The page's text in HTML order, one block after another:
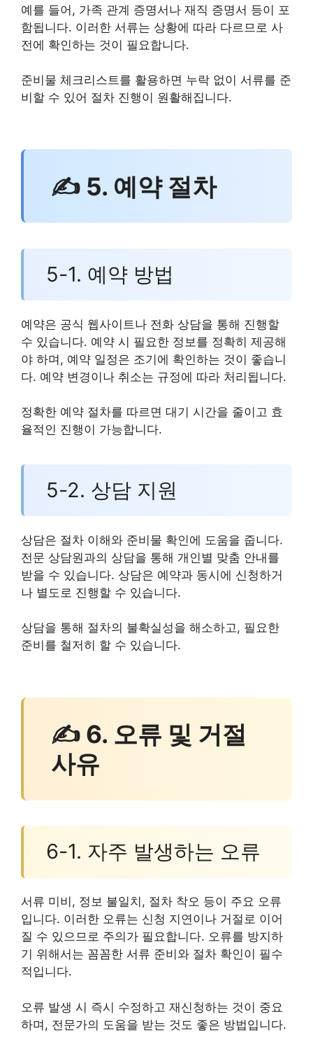
예를 들어, 가족 관계 증명서나 재직 증명서 등이 포
함됩니다. 이러한 서류는 상황에 따라 다르므로 사
전에 확인하는 것이 필요합니다.
준비물 체크리스트를 활용하면 누락 없이 서류를 준
비할 수 있어 절차 진행이 원활해집니다.
✍ 5. 예약 절차
5-1. 예약 방법
예약은 공식 웹사이트나 전화 상담을 통해 진행할
수 있습니다. 예약 시 필요한 정보를 정확히 제공해
야 하며, 예약 일정은 조기에 확인하는 것이 좋습니
다. 예약 변경이나 취소는 규정에 따라 처리됩니다.
정확한 예약 절차를 따르면 대기 시간을 줄이고 효
율적인 진행이 가능합니다.
5-2. 상담 지원
상담은 절차 이해와 준비물 확인에 도움을 줍니다.
전문 상담원과의 상담을 통해 개인별 맞춤 안내를
받을 수 있습니다. 상담은 예약과 동시에 신청하거
나 별도로 진행할 수 있습니다.
상담을 통해 절차의 불확실성을 해소하고, 필요한
준비를 철저히 할 수 있습니다.
✍ 6. 오류 및 거절
사유
6-1. 자주 발생하는 오류
서류 미비, 정보 불일치, 절차 착오 등이 주요 오류
입니다. 이러한 오류는 신청 지연이나 거절로 이어
질 수 있으므로 주의가 필요합니다. 오류를 방지하
기 위해서는 꼼꼼한 서류 준비와 절차 확인이 필수
적입니다.
오류 발생 시 즉시 수정하고 재신청하는 것이 중요
하며, 전문가의 도움을 받는 것도 좋은 방법입니다.